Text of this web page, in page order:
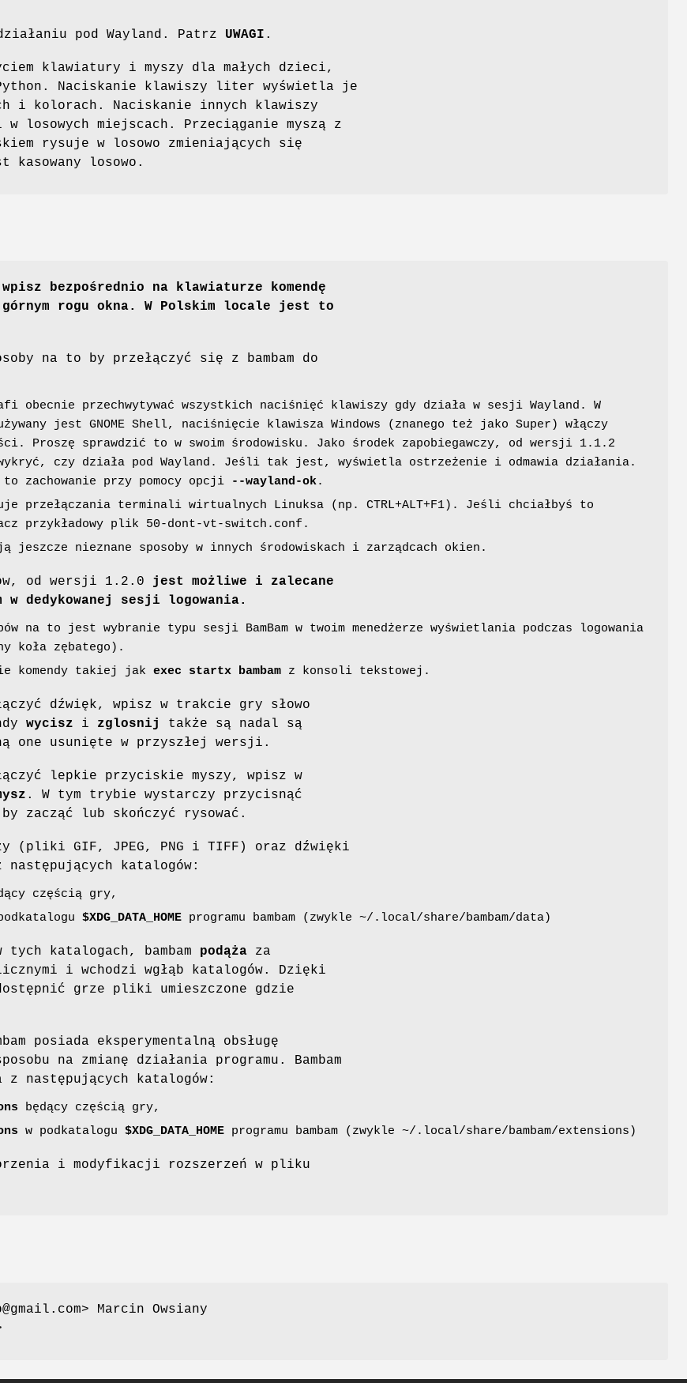
pod Wayland. Patrz UWAGI .
klawiatury i myszy dla małych dzieci,
Naciskanie klawiszy liter wyświetla je
i kolorach. Naciskanie innych klawiszy
w losowych miejscach. Przeciąganie myszą z
rysuje w losowo zmieniających się
kasowany losowo.
bezpośrednio na klawiaturze komendę
górnym rogu okna. W Polskim locale jest to
na to by przełączyć się z bambam do
obecnie przechwytywać wszystkich naciśnięć klawiszy gdy działa w sesji Wayland. W
jest GNOME Shell, naciśnięcie klawisza Windows (znanego też jako Super) włączy
Proszę sprawdzić to w swoim środowisku. Jako środek zapobiegawczy, od wersji 1.1.2
wykryć, czy działa pod Wayland. Jeśli tak jest, wyświetla ostrzeżenie i odmawia działania.
to zachowanie przy pomocy opcji
--wayland-ok.
przełączania terminali wirtualnych Linuksa (np. CTRL+ALT+F1). Jeśli chciałbyś to
przykładowy plik 50-dont-vt-switch.conf.
jeszcze nieznane sposoby w innych środowiskach i zarządcach okien.
od wersji 1.2.0 jest możliwe i zalecane
w dedykowanej sesji logowania.
na to jest wybranie typu sesji BamBam w twoim menedżerze wyświetlania podczas logowania
koła zębatego).
komendy takiej jak exec startx bambam z konsoli tekstowej.
dźwięk, wpisz w trakcie gry słowo
wycisz i zglosnij
także są nadal są
one usunięte w przyszłej wersji.
lepkie przyciskie myszy, wpisz w
. W tym trybie wystarczy przycisnąć
zacząć lub skończyć rysować.
(pliki GIF, JPEG, PNG i TIFF) oraz dźwięki
katalogów:
częścią gry,
$XDG_DATA_HOME programu bambam (zwykle ~/.local/share/bambam/data)
tych katalogach, bambam podąża za
i wchodzi wgłąb katalogów. Dzięki
grze pliki umieszczone gdzie
posiada eksperymentalną obsługę
na zmianę działania programu. Bambam
z następujących katalogów:
będący częścią gry,
w podkatalogu $XDG_DATA_HOME programu bambam (zwykle ~/.local/share/bambam/extensions)
i modyfikacji rozszerzeń w pliku
Marcin Owsiany